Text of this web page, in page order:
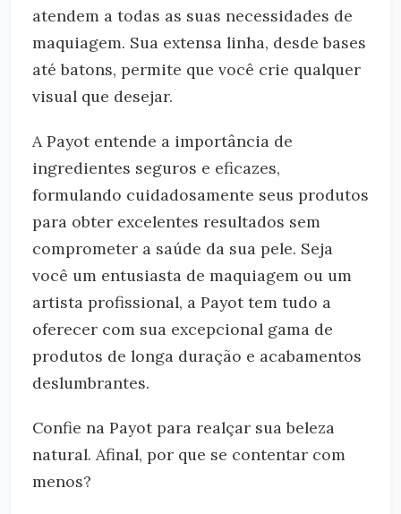
atendem a todas as suas necessidades de
maquiagem. Sua extensa linha, desde bases
até batons, permite que você crie qualquer
visual que desejar.
A Payot entende a importância de
ingredientes seguros e eficazes,
formulando cuidadosamente seus produtos
para obter excelentes resultados sem
comprometer a saúde da sua pele. Seja
você um entusiasta de maquiagem ou um
artista profissional, a Payot tem tudo a
oferecer com sua excepcional gama de
produtos de longa duração e acabamentos
deslumbrantes.
Confie na Payot para realçar sua beleza
natural. Afinal, por que se contentar com
menos?